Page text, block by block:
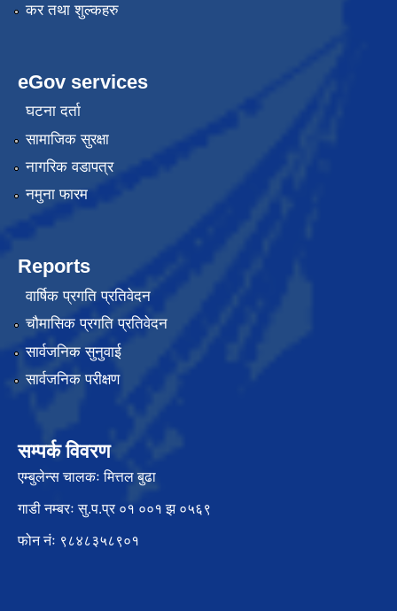
कर तथा शुल्कहरु
eGov services
घटना दर्ता
सामाजिक सुरक्षा
नागरिक वडापत्र
नमुना फारम
Reports
वार्षिक प्रगति प्रतिवेदन
चौमासिक प्रगति प्रतिवेदन
सार्वजनिक सुनुवाई
सार्वजनिक परीक्षण
सम्पर्क विवरण
एम्बुलेन्स चालकः मित्तल बुढा
गाडी नम्बरः सु.प.प्र ०१ ००१ झ ०५६९
फोन नंः ९८४८३५८९०१